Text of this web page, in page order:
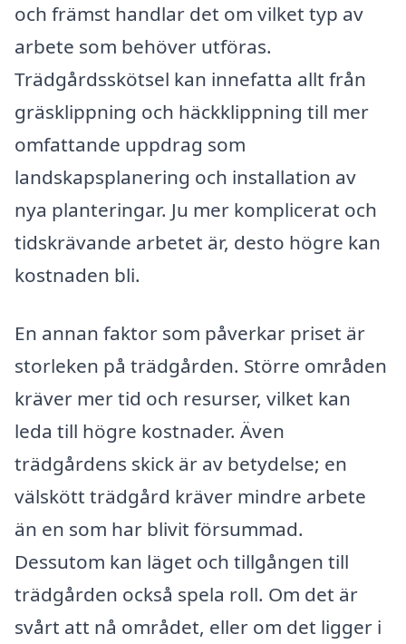
och främst handlar det om vilket typ av
arbete som behöver utföras.
Trädgårdsskötsel kan innefatta allt från
gräsklippning och häckklippning till mer
omfattande uppdrag som
landskapsplanering och installation av
nya planteringar. Ju mer komplicerat och
tidskrävande arbetet är, desto högre kan
kostnaden bli.
En annan faktor som påverkar priset är
storleken på trädgården. Större områden
kräver mer tid och resurser, vilket kan
leda till högre kostnader. Även
trädgårdens skick är av betydelse; en
välskött trädgård kräver mindre arbete
än en som har blivit försummad.
Dessutom kan läget och tillgången till
trädgården också spela roll. Om det är
svårt att nå området, eller om det ligger i